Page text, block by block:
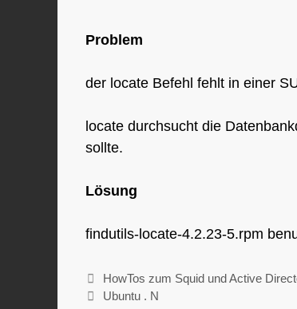
Problem
der locate Befehl fehlt in einer
locate durchsucht die
sollte.
Lösung
findutils-locate-4.2.23-5.rpm
HowTos zum Squid und Active
Ubuntu . N